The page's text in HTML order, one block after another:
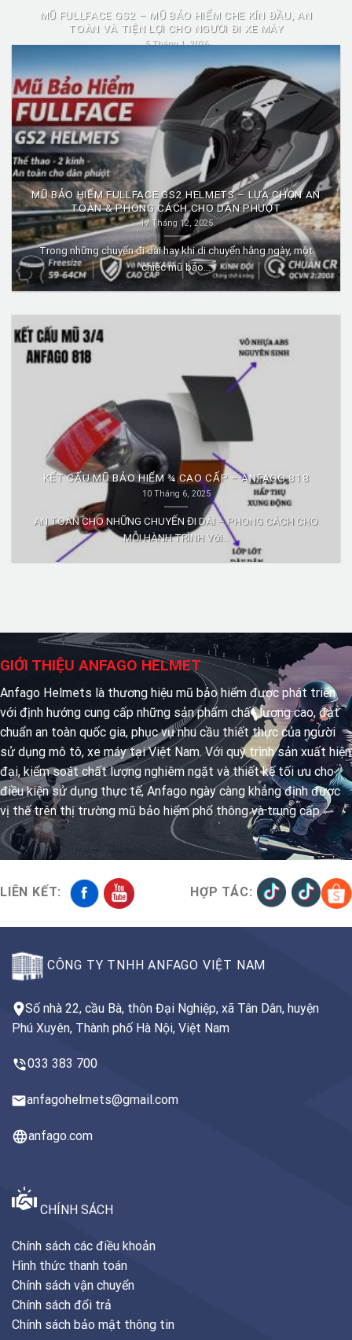
MŨ FULLFACE GS2 – MŨ BẢO HIỂM CHE KÍN ĐẦU, AN
TOÀN VÀ TIỆN LỢI CHO NGƯỜI ĐI XE MÁY
5 Tháng 1, 2026
Mũ fullface GS2 là dòng mũ bảo hiểm fullface được nhiều người
lựa chọn nhờ...
MŨ BẢO HIỂM FULLFACE GS2 HELMETS – LỰA CHỌN AN
TOÀN & PHONG CÁCH CHO DÂN PHƯỢT
17 Tháng 12, 2025
Trong những chuyến đi dài hay khi di chuyển hằng ngày, một
chiếc mũ bảo...
KẾT CẤU MŨ BẢO HIỂM ¾ CAO CẤP – ANFAGO 818
10 Tháng 6, 2025
AN TOÀN CHO NHỮNG CHUYẾN ĐI DÀI – PHONG CÁCH CHO
MỖI HÀNH TRÌNH Với...
GIỚI THIỆU ANFAGO HELMET
Anfago Helmets là thương hiệu mũ bảo hiểm được phát triển
với định hướng cung cấp những sản phẩm chất lượng cao, đạt
chuẩn an toàn quốc gia, phục vụ nhu cầu thiết thực của người
sử dụng mô tô, xe máy tại Việt Nam. Với quy trình sản xuất hiện
đại, kiểm soát chất lượng nghiêm ngặt và thiết kế tối ưu cho
điều kiện sử dụng thực tế, Anfago ngày càng khẳng định được
vị thế trên thị trường mũ bảo hiểm phổ thông và trung cấp.
LIÊN KẾT: HỢP TÁC:
CÔNG TY TNHH ANFAGO VIỆT NAM
Số nhà 22, cầu Bà, thôn Đại Nghiệp, xã Tân Dân, huyện
Phú Xuyên, Thành phố Hà Nội, Việt Nam
033 383 700
anfagohelmets@gmail.com
anfago.com
CHÍNH SÁCH
Chính sách các điều khoản
Hình thức thanh toán
Chính sách vận chuyển
Chính sách đổi trả
Chính sách bảo mật thông tin